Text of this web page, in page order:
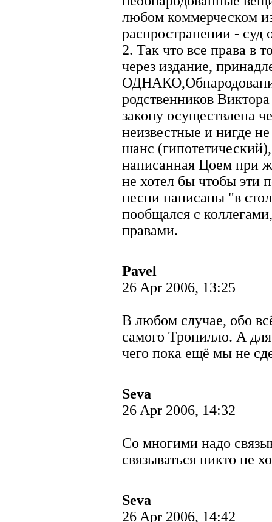
любом коммерческом
распространении - суд
2. Так что все права в
через издание,
родственников
закону осуществлена
неизвестные и нигде
шанс
написанная Цоем при
не хотел бы чтобы эти
песни написаны "в
пообщался с
правами.
Pavel
26 Apr 2006, 13:25
В любом случае, обо
самого Тропилло. А
чего пока ещё мы не
Seva
26 Apr 2006, 14:32
Со многими надо
связываться никто не
Seva
26 Apr 2006, 14:42